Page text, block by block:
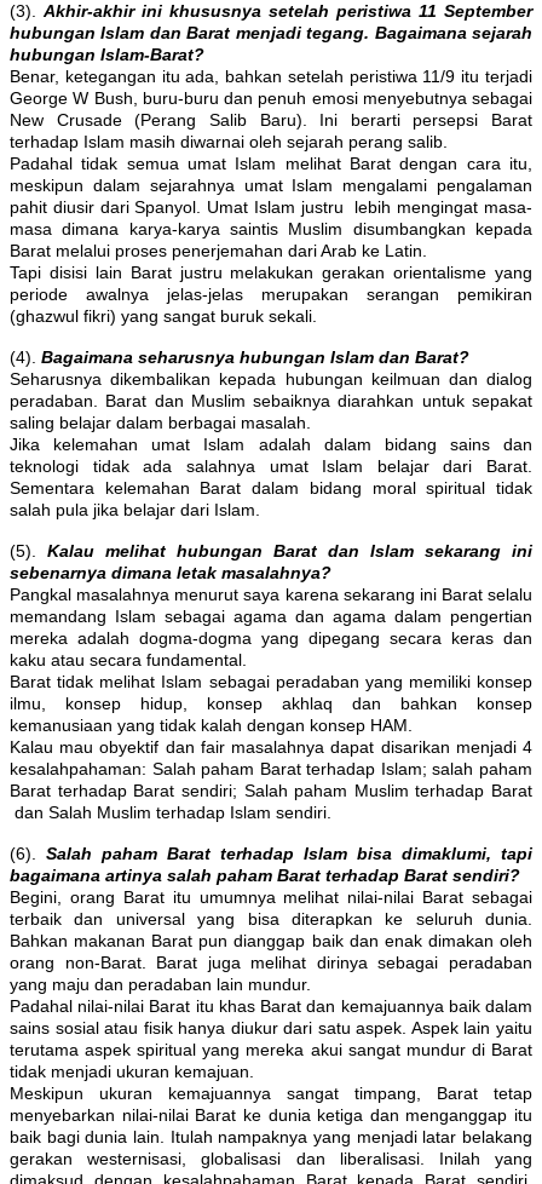
(3). Akhir-akhir ini khususnya setelah peristiwa 11 September
hubungan Islam dan Barat menjadi tegang. Bagaimana sejarah
hubungan Islam-Barat?
Benar, ketegangan itu ada, bahkan setelah peristiwa 11/9 itu terjadi
George W Bush, buru-buru dan penuh emosi menyebutnya sebagai
New Crusade (Perang Salib Baru). Ini berarti persepsi Barat
terhadap Islam masih diwarnai oleh sejarah perang salib.
Padahal tidak semua umat Islam melihat Barat dengan cara itu,
meskipun dalam sejarahnya umat Islam mengalami pengalaman
pahit diusir dari Spanyol. Umat Islam justru lebih mengingat masa-
masa dimana karya-karya saintis Muslim disumbangkan kepada
Barat melalui proses penerjemahan dari Arab ke Latin.
Tapi disisi lain Barat justru melakukan gerakan orientalisme yang
periode awalnya jelas-jelas merupakan serangan pemikiran
(ghazwul fikri) yang sangat buruk sekali.
(4). Bagaimana seharusnya hubungan Islam dan Barat?
Seharusnya dikembalikan kepada hubungan keilmuan dan dialog
peradaban. Barat dan Muslim sebaiknya diarahkan untuk sepakat
saling belajar dalam berbagai masalah.
Jika kelemahan umat Islam adalah dalam bidang sains dan
teknologi tidak ada salahnya umat Islam belajar dari Barat.
Sementara kelemahan Barat dalam bidang moral spiritual tidak
salah pula jika belajar dari Islam.
(5). Kalau melihat hubungan Barat dan Islam sekarang ini
sebenarnya dimana letak masalahnya?
Pangkal masalahnya menurut saya karena sekarang ini Barat selalu
memandang Islam sebagai agama dan agama dalam pengertian
mereka adalah dogma-dogma yang dipegang secara keras dan
kaku atau secara fundamental.
Barat tidak melihat Islam sebagai peradaban yang memiliki konsep
ilmu, konsep hidup, konsep akhlaq dan bahkan konsep
kemanusiaan yang tidak kalah dengan konsep HAM.
Kalau mau obyektif dan fair masalahnya dapat disarikan menjadi 4
kesalahpahaman: Salah paham Barat terhadap Islam; salah paham
Barat terhadap Barat sendiri; Salah paham Muslim terhadap Barat
dan Salah Muslim terhadap Islam sendiri.
(6). Salah paham Barat terhadap Islam bisa dimaklumi, tapi
bagaimana artinya salah paham Barat terhadap Barat sendiri?
Begini, orang Barat itu umumnya melihat nilai-nilai Barat sebagai
terbaik dan universal yang bisa diterapkan ke seluruh dunia.
Bahkan makanan Barat pun dianggap baik dan enak dimakan oleh
orang non-Barat. Barat juga melihat dirinya sebagai peradaban
yang maju dan peradaban lain mundur.
Padahal nilai-nilai Barat itu khas Barat dan kemajuannya baik dalam
sains sosial atau fisik hanya diukur dari satu aspek. Aspek lain yaitu
terutama aspek spiritual yang mereka akui sangat mundur di Barat
tidak menjadi ukuran kemajuan.
Meskipun ukuran kemajuannya sangat timpang, Barat tetap
menyebarkan nilai-nilai Barat ke dunia ketiga dan menganggap itu
baik bagi dunia lain. Itulah nampaknya yang menjadi latar belakang
gerakan westernisasi, globalisasi dan liberalisasi. Inilah yang